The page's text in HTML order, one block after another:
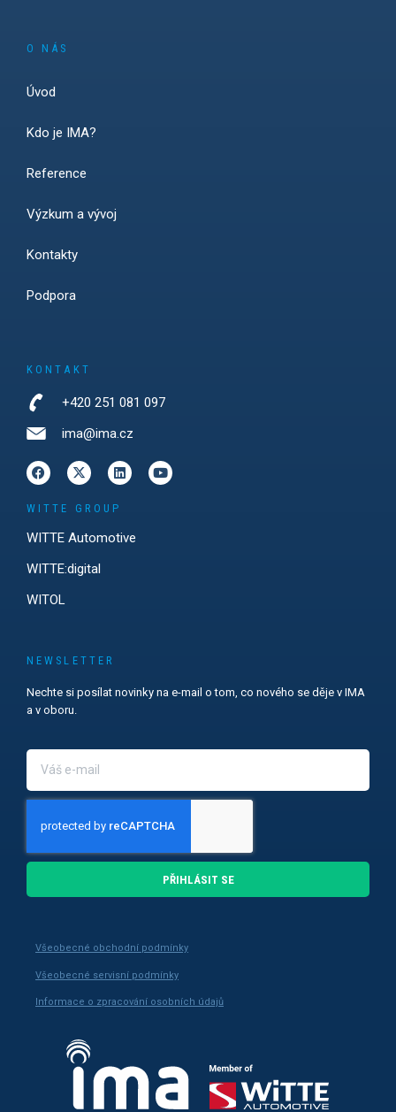
O NÁS
Úvod
Kdo je IMA?
Reference
Výzkum a vývoj
Kontakty
Podpora
KONTAKT
+420 251 081 097
ima@ima.cz
WITTE GROUP
WITTE Automotive
WITTE:digital
WITOL
NEWSLETTER
Nechte si posílat novinky na e-mail o tom, co nového se děje v IMA
a v oboru.
PŘIHLÁSIT SE
Všeobecné obchodní podmínky
Všeobecné servisní podmínky
Informace o zpracování osobních údajů